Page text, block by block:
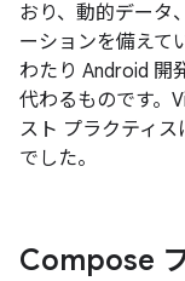
おり、動的データ
ーションを備えて
わたり Android 開
代わるものです。
スト プラクティ
でした。
Compose